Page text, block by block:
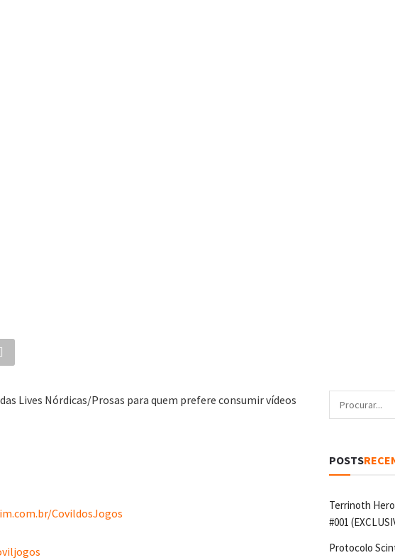
Lives Nórdicas/Prosas para quem prefere consumir vídeos
CovildosJogos
POSTS
Terrinoth
#001
Protocolo